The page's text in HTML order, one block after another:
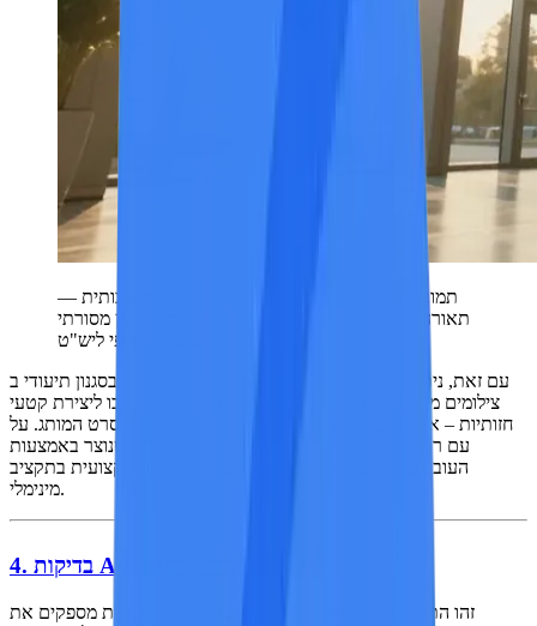
תמונות לסרט מותג שנוצרו באמצעות בינה מלאכותית —
תאורה דרמטית וסביבות אווירתיות שצילומן באופן מסורתי
אי אפשר להחליף לחלוטין סרט מותג בסגנון תיעודי ב-AI. עם זאת, ניתן
להשתמש בו ליצירת קטעי B-roll, צילומים מבוססים ורצפי מטאפורות
חזותיות – אלמנטים המהווים בדרך כלל 60-70% מתוכן סרט המותג. על
ידי שילוב חומר שנוצר באמצעות AI עם ראיונות חיים שערך צוות
העובדים שלכם, תוכלו להפיק סרט מותג ברמה מקצועית בתקציב
מינימלי.
זהו התחום שבו מחוללי וידאו מבוססי בינה מלאכותית מספקים את